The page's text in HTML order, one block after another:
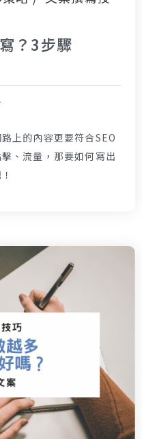
？3步驟
上的內容更要符合SEO
、流量，那要如何寫出